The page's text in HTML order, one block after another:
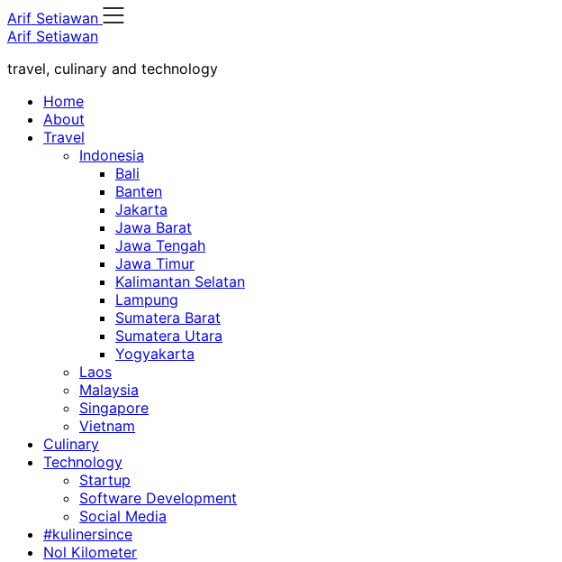
Skip
to
Arif Setiawan
Arif Setiawan
travel, culinary and technology
Home
About
Travel
Indonesia
Bali
Banten
Jakarta
Jawa Barat
Jawa Tengah
Jawa Timur
Kalimantan Selatan
Lampung
Sumatera Barat
Sumatera Utara
Yogyakarta
Laos
Malaysia
Singapore
Vietnam
Culinary
Technology
Startup
Software Development
Social Media
#kulinersince
Nol Kilometer